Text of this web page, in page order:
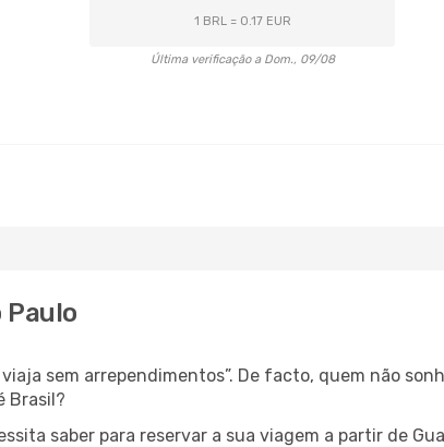
1 BRL = 0.17 EUR
Última verificação a Dom., 09/08
Paulo
sem arrependimentos”. De facto, quem não
Brasil?
saber para reservar a sua viagem a partir de